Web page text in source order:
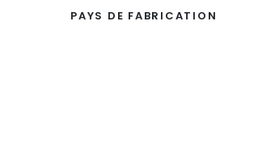
PAYS DE FABRICATION